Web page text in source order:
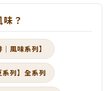
？
風味系列】
列】全系列